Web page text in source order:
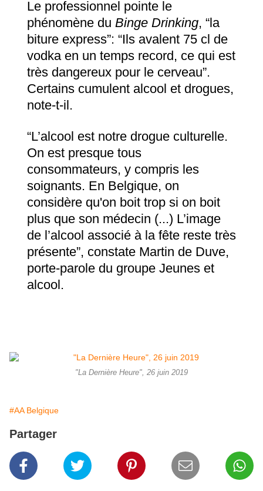
Le professionnel pointe le
phénomène du Binge Drinking, “la
biture express”: “Ils avalent 75 cl de
vodka en un temps record, ce qui est
très dangereux pour le cerveau”.
Certains cumulent alcool et drogues,
note-t-il.
“L’alcool est notre drogue culturelle.
On est presque tous
consommateurs, y compris les
soignants. En Belgique, on
considère qu'on boit trop si on boit
plus que son médecin (...) L’image
de l’alcool associé à la fête reste très
présente”, constate Martin de Duve,
porte-parole du groupe Jeunes et
alcool.
"La Dernière Heure", 26 juin 2019
#AA Belgique
Partager